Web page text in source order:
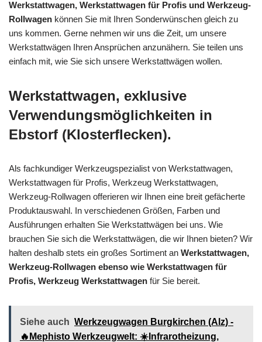
Werkstattwagen, Werkstattwagen für Profis und Werkzeug-
Rollwagen können Sie mit Ihren Sonderwünschen gleich zu
uns kommen. Gerne nehmen wir uns die Zeit, um unsere
Werkstattwägen Ihren Ansprüchen anzunähern. Sie teilen uns
einfach mit, wie Sie sich unsere Werkstattwägen wollen.
Werkstattwagen, exklusive
Verwendungsmöglichkeiten in
Ebstorf (Klosterflecken).
Als fachkundiger Werkzeugspezialist von Werkstattwagen,
Werkstattwagen für Profis, Werkzeug Werkstattwagen,
Werkzeug-Rollwagen offerieren wir Ihnen eine breit gefächerte
Produktauswahl. In verschiedenen Größen, Farben und
Ausführungen erhalten Sie Werkstattwägen bei uns. Wie
brauchen Sie sich die Werkstattwägen, die wir Ihnen bieten? Wir
halten deshalb stets ein großes Sortiment an Werkstattwagen,
Werkzeug-Rollwagen ebenso wie Werkstattwagen für
Profis, Werkzeug Werkstattwagen für Sie bereit.
Siehe auch Werkzeugwagen Burgkirchen (Alz) -
🔥Mephisto Werkzeugwelt: ☀️Infrarotheizung,